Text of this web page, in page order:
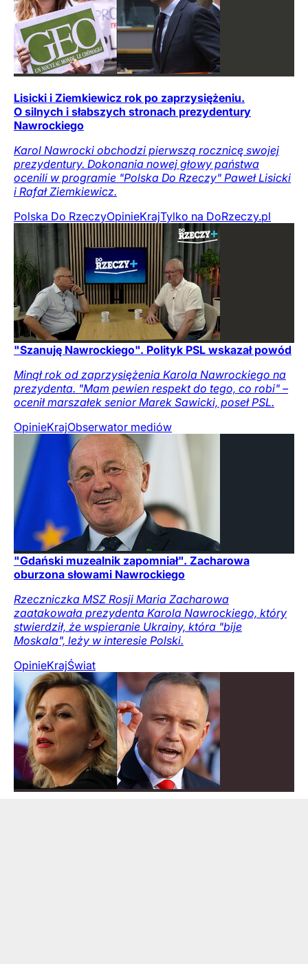
Lisicki i Ziemkiewicz rok po zaprzysiężeniu.
O silnych i słabszych stronach prezydentury
Nawrockiego
Karol Nawrocki obchodzi pierwszą rocznicę swojej
prezydentury. Dokonania nowej głowy państwa
ocenili w programie "Polska Do Rzeczy" Paweł Lisicki
i Rafał Ziemkiewicz.
Polska Do RzeczyOpinieKrajTylko na DoRzeczy.pl
"Szanuję Nawrockiego". Polityk PSL wskazał powód
Minął rok od zaprzysiężenia Karola Nawrockiego na
prezydenta. "Mam pewien respekt do tego, co robi" –
ocenił marszałek senior Marek Sawicki, poseł PSL.
OpinieKrajObserwator mediów
"Gdański muzealnik zapomniał". Zacharowa
oburzona słowami Nawrockiego
Rzeczniczka MSZ Rosji Maria Zacharowa
zaatakowała prezydenta Karola Nawrockiego, który
stwierdził, że wspieranie Ukrainy, która "bije
Moskala", leży w interesie Polski.
OpinieKrajŚwiat